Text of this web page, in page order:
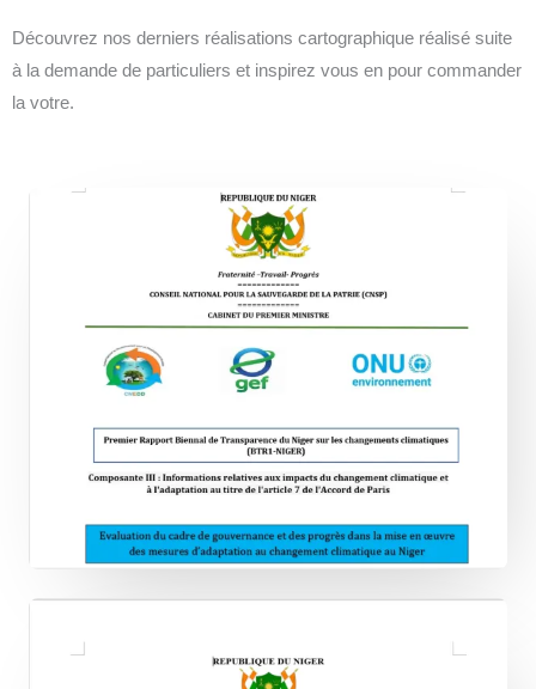
Découvrez nos derniers réalisations cartographique réalisé suite
à la demande de particuliers et inspirez vous en pour commander
la votre.